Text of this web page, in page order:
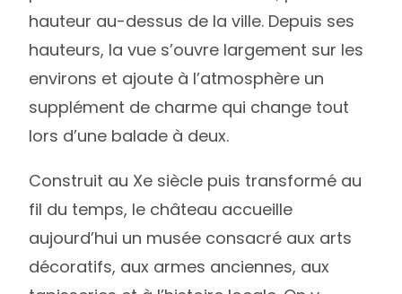
hauteur au-dessus de la ville. Depuis ses
hauteurs, la vue s’ouvre largement sur les
environs et ajoute à l’atmosphère un
supplément de charme qui change tout
lors d’une balade à deux.
Construit au Xe siècle puis transformé au
fil du temps, le château accueille
aujourd’hui un musée consacré aux arts
décoratifs, aux armes anciennes, aux